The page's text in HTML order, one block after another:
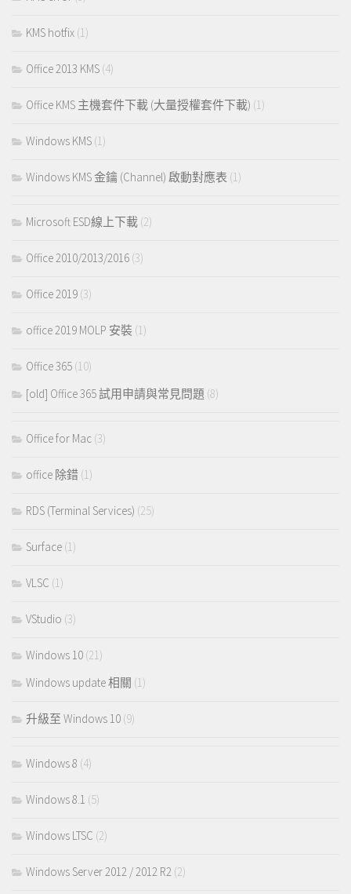
KMS hotfix (1)
Office 2013 KMS (4)
Office KMS 主機套件下載 (大量授權套件下載) (1)
Windows KMS (1)
Windows KMS 金鑰 (Channel) 啟動對應表 (1)
Microsoft ESD線上下載 (2)
Office 2010/2013/2016 (3)
Office 2019 (3)
office 2019 MOLP 安裝 (1)
Office 365 (10)
[old] Office 365 試用申請與常見問題 (8)
Office for Mac (3)
office 除錯 (1)
RDS (Terminal Services) (25)
Surface (1)
VLSC (1)
VStudio (3)
Windows 10 (21)
Windows update 相關 (1)
升級至 Windows 10 (9)
Windows 8 (4)
Windows 8.1 (5)
Windows LTSC (2)
Windows Server 2012 / 2012 R2 (2)